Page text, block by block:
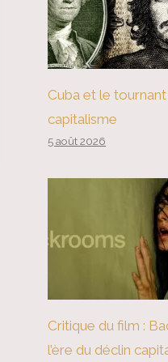
Cuba et le
capitalisme
5 août 2026
Critique du film :
l’ère du déclin